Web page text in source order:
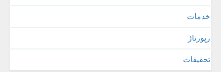
خدمات
رپورتاژ
تحقیقات